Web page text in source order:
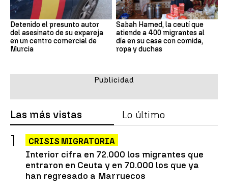
Detenido el presunto autor
del asesinato de su expareja
en un centro comercial de
Murcia
Sabah Hamed, la ceutí que
atiende a 400 migrantes al
día en su casa con comida,
ropa y duchas
Las más vistas Lo último
CRISIS MIGRATORIA
Interior cifra en 72.000 los migrantes que
entraron en Ceuta y en 70.000 los que ya
han regresado a Marruecos